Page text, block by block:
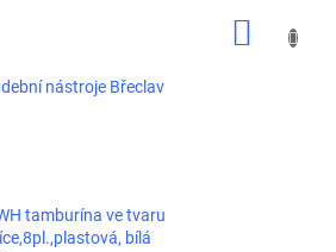
nástroje Břeclav
tamburína ve tvaru
bílá